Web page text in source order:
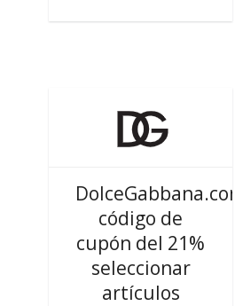
DolceGabbana.com
código de
cupón del 21%
seleccionar
artículos